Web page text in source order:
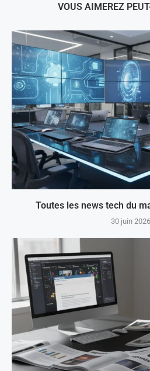
VOUS AIMEREZ
Toutes les news tech du
30 juin 2026